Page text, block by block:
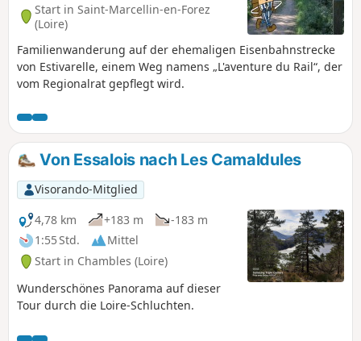
Start in Saint-Marcellin-en-Forez
(Loire)
Familienwanderung auf der ehemaligen Eisenbahnstrecke
von Estivarelle, einem Weg namens „L'aventure du Rail“, der
vom Regionalrat gepflegt wird.
Von Essalois nach Les Camaldules
Visorando-Mitglied
4,78 km
+183 m
-183 m
1:55 Std.
Mittel
Start in Chambles (Loire)
Wunderschönes Panorama auf dieser
Tour durch die Loire-Schluchten.